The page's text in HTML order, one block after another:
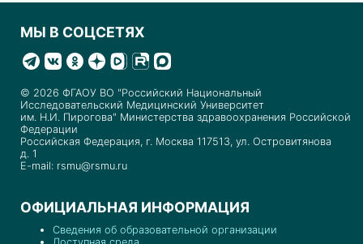
МЫ В СОЦСЕТЯХ
© 2026 ФГАОУ ВО "Российский Национальный
Исследовательский Медицинский Университет
им. Н.И. Пирогова" Министерства здравоохранения Российской
Федерации
Российская Федерация, г. Москва 117513, ул. Островитянова
д. 1
E-mail: rsmu@rsmu.ru
ОФИЦИАЛЬНАЯ ИНФОРМАЦИЯ
Сведения об образовательной организации